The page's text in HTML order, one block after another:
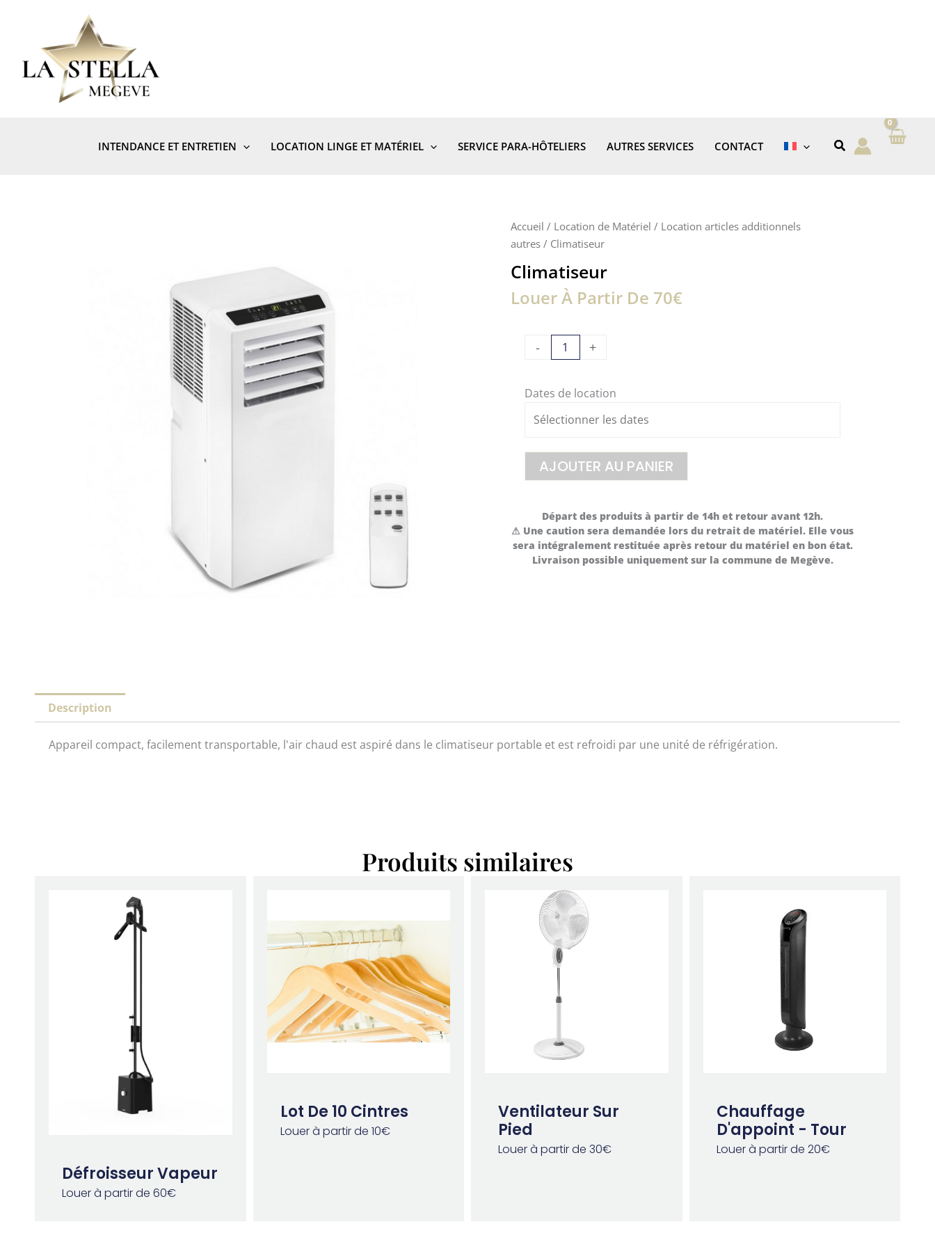
INTENDANCE ET ENTRETIEN LOCATION LINGE ET MATÉRIEL SERVICE PARA-HÔTELIERS AUTRES SERVICES CONTACT
Accueil / Location de Matériel / Location articles additionnels
autres/ Climatiseur
Climatiseur
Louer À Partir De 70€
-
quantité
+
Dates de location
AJOUTER AU PANIER
Départ des produits à partir de 14h et retour avant 12h.
⚠ Une caution sera demandée lors du retrait de matériel. Elle vous
sera intégralement restituée après retour du matériel en bon état.
Livraison possible uniquement sur la commune de Megève.
Description
Appareil compact, facilement transportable, l'air chaud est aspiré dans le climatiseur portable et est refroidi par une unité de réfrigération.
Produits similaires
Défroisseur Vapeur
Louer à partir de 60€
Lot De 10 Cintres
Louer à partir de 10€
Ventilateur Sur
Pied
Louer à partir de 30€
Chauffage
D'appoint - Tour
Louer à partir de 20€